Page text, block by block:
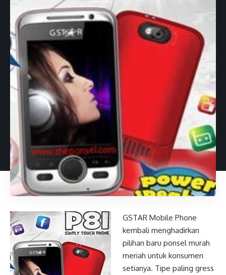
GSTAR Mobile Phone
kembali menghadirkan
pilihan baru ponsel murah
meriah untuk konsumen
setianya. Tipe paling gress